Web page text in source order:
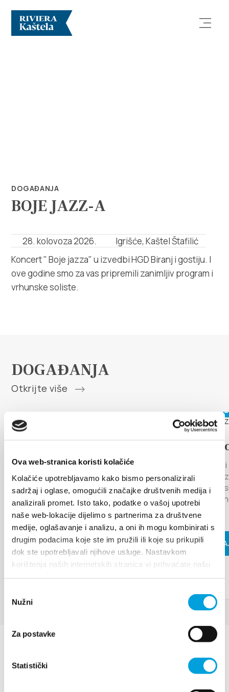
Ova web-stranica koristi kolačiće
Kolačiće upotrebljavamo kako bismo personalizirali
sadržaj i oglase, omogućili značajke društvenih medija i
analizirali promet. Isto tako, podatke o vašoj upotrebi
naše web-lokacije dijelimo s partnerima za društvene
medije, oglašavanje i analizu, a oni ih mogu kombinirati s
drugim podacima koje ste im pružili ili koje su prikupili
dok ste upotrebljavali njihove usluge. Nastavkom
korištenja naših internetskih stranica vi prihvaćate našu
pristanka
Nužni
Za postavke
Statistički
Info
Multimedija
Turistički ured
Safe in Dalmatia
+385 21 227 933
info@kastela-info.hr
Villa Nika, Kamberovo šetalište 30,
21216 Kaštel Stari, Hrvatska
Upute
DOGAĐANJA
BOJE JAZZ-A
28. kolovoza 2026.
Igrišće, Kaštel Štafilić
Koncert " Boje jazza" u izvedbi HGD Biranj i gostiju. I
ove godine smo za vas pripremili zanimljiv program i
vrhunske soliste.
DOGAĐANJA
Otkrijte više
2026.
MILJENKU I DOBRILI
13. godinu zaredom Grad Kaštela i
TZ Kaštela raznolikim programom
žele brendirati Kaštela kao grad
ljubavi...
PROČITAJ VIŠE
17.
Arije
Kaštel
pozornica
glazbeno